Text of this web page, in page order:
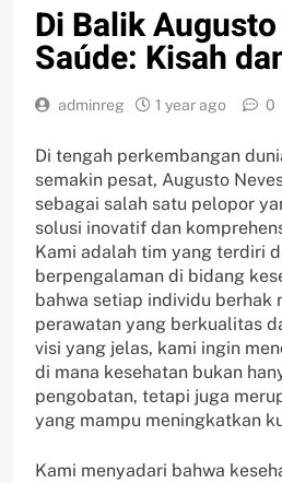
Di Balik
Saúde: Kisah
adminreg 1 year ago 0
Di tengah perkembangan
semakin pesat, Augusto
sebagai salah satu pelopor
solusi inovatif dan
Kami adalah tim yang terdiri
berpengalaman di bidang
bahwa setiap individu berhak
perawatan yang berkualitas
visi yang jelas, kami ingin
di mana kesehatan bukan
pengobatan, tetapi juga
yang mampu meningkatkan
Kami menyadari bahwa